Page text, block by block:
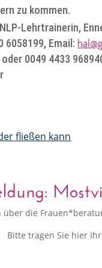
zu kommen.
Lehrtrainerin,
6058199, Email:
0049 4433
fließen kann
über die
Bitte tragen Sie hier